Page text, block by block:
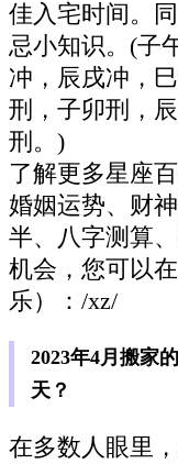
佳入宅时间。
忌小知识。(子
冲，辰戌冲，
刑，子卯刑，
刑。)
了解更多星座
婚姻运势、财
半、八字测算
机会，您可以
乐）：/xz/
2023年4月搬家
天？
在多数人眼里